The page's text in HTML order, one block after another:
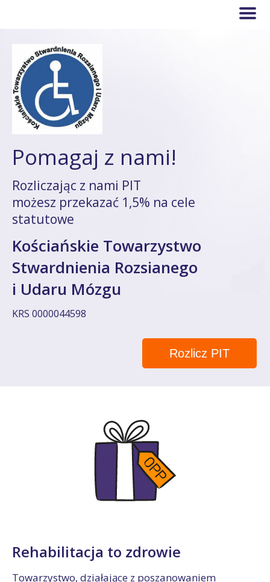
Pomagaj z nami!
Rozliczając z nami PIT
możesz przekazać 1,5% na cele
statutowe
Kościańskie Towarzystwo
Stwardnienia Rozsianego
i Udaru Mózgu
KRS 0000044598
Rozlicz PIT
Rehabilitacja to zdrowie
Towarzystwo, działające z poszanowaniem